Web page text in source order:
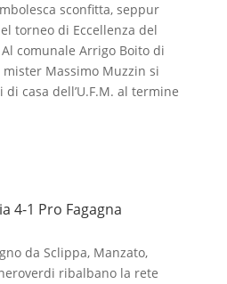
sconfitta, seppur
torneo di Eccellenza del
comunale Arrigo Boito di
Massimo Muzzin si
casa dell’U.F.M. al termine
4-1 Pro Fagagna
da Sclippa, Manzato,
ribalbano la rete